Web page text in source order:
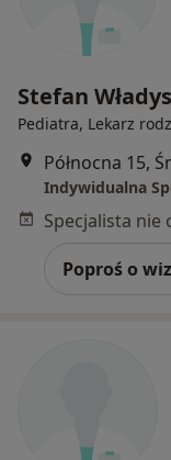
Stefan
Pediatra, Lekarz
Północna 15,
Indywidualna
Poproś o